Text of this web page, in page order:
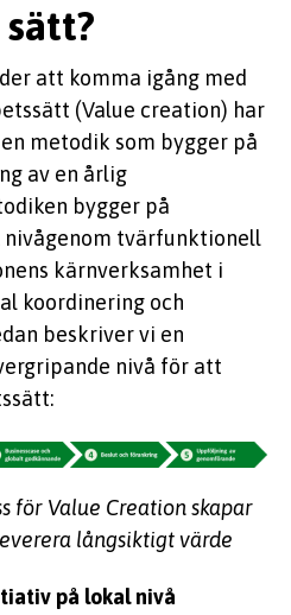
att komma igång med
(Value creation) har
metodik som bygger på
av en årlig
bygger på
genom tvärfunktionell
kärnverksamhet i
koordinering och
beskriver vi en
nivå för att
för Value Creation skapar
långsiktigt värde
på lokal nivå